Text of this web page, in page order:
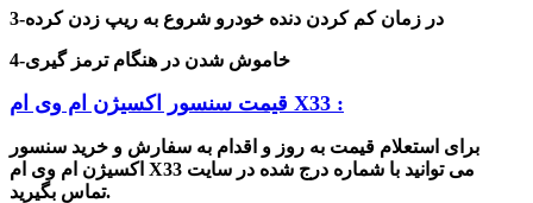
3-در زمان کم کردن دنده خودرو شروع به ریپ زدن کرده
4-خاموش شدن در هنگام ترمز گیری
قیمت سنسور اکسیژن ام وی ام X33 :
برای استعلام قیمت به روز و اقدام به سفارش و خرید سنسور
اکسیژن ام وی ام X33
تماس بگیرید.